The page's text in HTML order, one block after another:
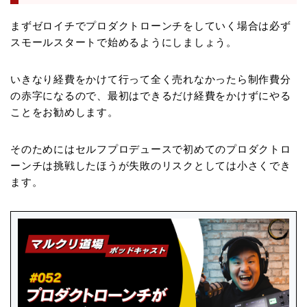
まずゼロイチでプロダクトローンチをしていく場合は必ず
スモールスタートで始めるようにしましょう。
いきなり経費をかけて行って全く売れなかったら制作費分
の赤字になるので、最初はできるだけ経費をかけずにやる
ことをお勧めします。
そのためにはセルフプロデュースで初めてのプロダクトロ
ーンチは挑戦したほうが失敗のリスクとしては小さくでき
ます。